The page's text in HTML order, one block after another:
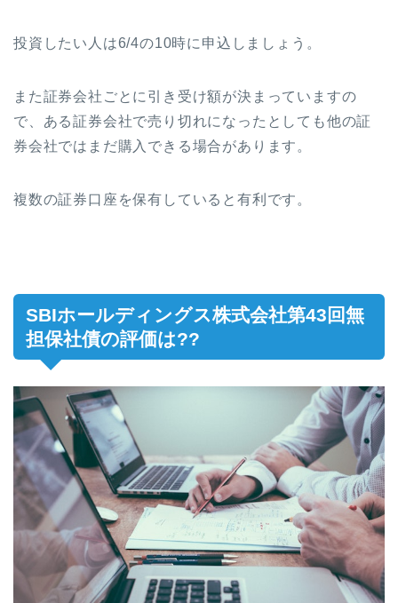
投資したい人は6/4の10時に申込しましょう。
また証券会社ごとに引き受け額が決まっていますの
で、ある証券会社で売り切れになったとしても他の証
券会社ではまだ購入できる場合があります。
複数の証券口座を保有していると有利です。
SBIホールディングス株式会社第43回無
担保社債の評価は??